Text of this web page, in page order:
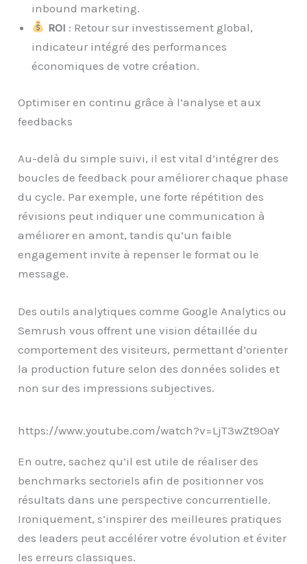
inbound marketing.
ROI : Retour sur investissement global,
indicateur intégré des performances
économiques de votre création.
Optimiser en continu grâce à l’analyse et aux
feedbacks
Au-delà du simple suivi, il est vital d’intégrer des
boucles de feedback pour améliorer chaque phase
du cycle. Par exemple, une forte répétition des
révisions peut indiquer une communication à
améliorer en amont, tandis qu’un faible
engagement invite à repenser le format ou le
message.
Des outils analytiques comme Google Analytics ou
Semrush vous offrent une vision détaillée du
comportement des visiteurs, permettant d’orienter
la production future selon des données solides et
non sur des impressions subjectives.
https://www.youtube.com/watch?v=LjT3wZt9OaY
En outre, sachez qu’il est utile de réaliser des
benchmarks sectoriels afin de positionner vos
résultats dans une perspective concurrentielle.
Ironiquement, s’inspirer des meilleures pratiques
des leaders peut accélérer votre évolution et éviter
les erreurs classiques.